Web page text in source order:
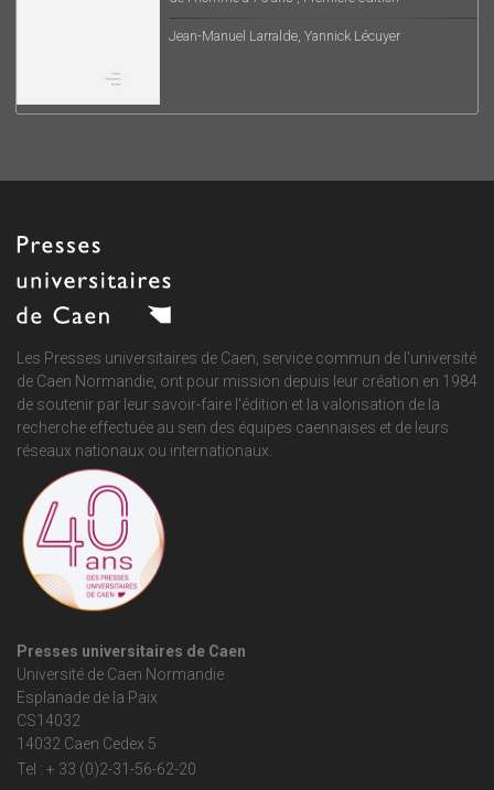
Jean-Manuel Larralde, Yannick Lécuyer
Les Presses universitaires de Caen, service commun de l'université
de Caen Normandie, ont pour mission depuis leur création en 1984
de soutenir par leur savoir-faire l'édition et la valorisation de la
recherche effectuée au sein des équipes caennaises et de leurs
réseaux nationaux ou internationaux.
Presses universitaires de Caen
Université de Caen Normandie
Esplanade de la Paix
CS14032
14032 Caen Cedex 5
Tel : + 33 (0)2-31-56-62-20